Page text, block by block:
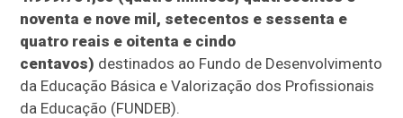
noventa e nove mil, setecentos e sessenta e
quatro reais e oitenta e cindo
centavos) destinados ao Fundo de Desenvolvimento
da Educação Básica e Valorização dos Profissionais
da Educação (FUNDEB).